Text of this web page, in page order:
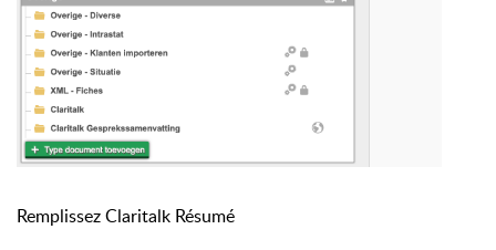
Remplissez Claritalk Résumé